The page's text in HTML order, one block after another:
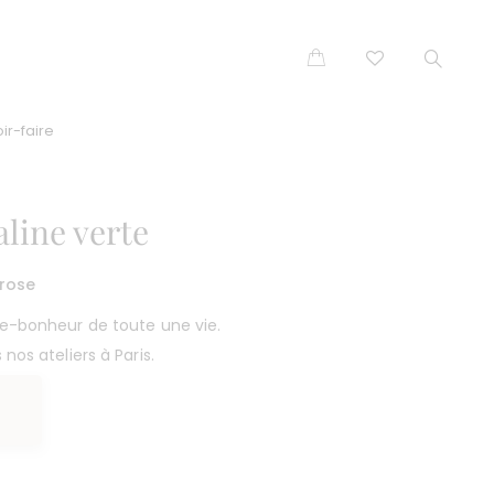
faire
verte
bonheur de toute une vie.
ateliers à Paris.